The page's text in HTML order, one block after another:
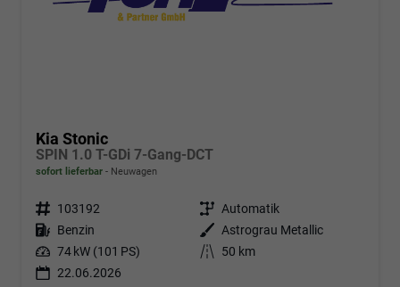
Kia Stonic
SPIN 1.0 T-GDi 7-Gang-DCT
sofort lieferbar Neuwagen
Fahrzeugnr. 103192 Getriebe Automatik
Kraftstoff Benzin Außenfarbe Astrograu Metallic
Leistung 74 kW (101 PS) Kilometerstand
50 km
22.06.2026